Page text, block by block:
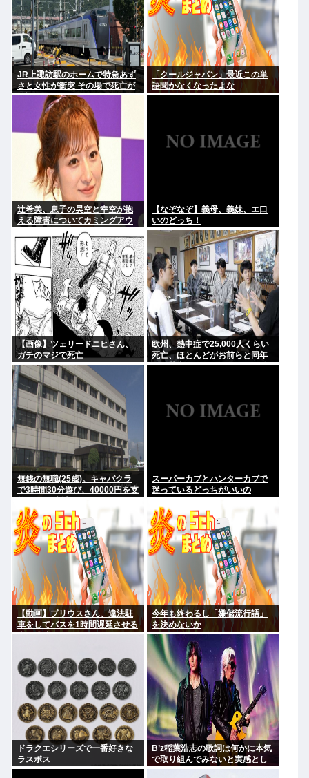
JR上諏訪駅のホームで特急あず
さと女性が衝突 その場で死亡が
確認
「クールジャパン」最近この単
語聞かなくなったよな
辻希美、息子の昊空と幸空が抱
える障害についてカミングアウ
ト。深夜にパニック状態になっ
て泣き叫び嘔吐する症状
【なぞなぞ】義母、義妹、エ口
いのどっち！
【画像】ツェリードニヒさん、
ガチのマジで死亡
欧州、熱中症で25,000人くらい
死亡、ほとんどがお前らと同年
代、若者は元気
無銭の無職(25歳)。キャバクラ
で3時間30分遊び、40000円を支
スーパーカブとハンターカブで
迷っているどっちがいいの
【動画】プリウスさん、違法駐
車をしてバスを1時間遅延させる
事に成功してしまうwww
今年も終わるし「嫌儲流行語」
を決めないか
ドラクエシリーズで一番好きな
ラスボス
B’z稲葉浩志の歌詞は何かに本気
で取り組んでみないと実感とし
てわからない